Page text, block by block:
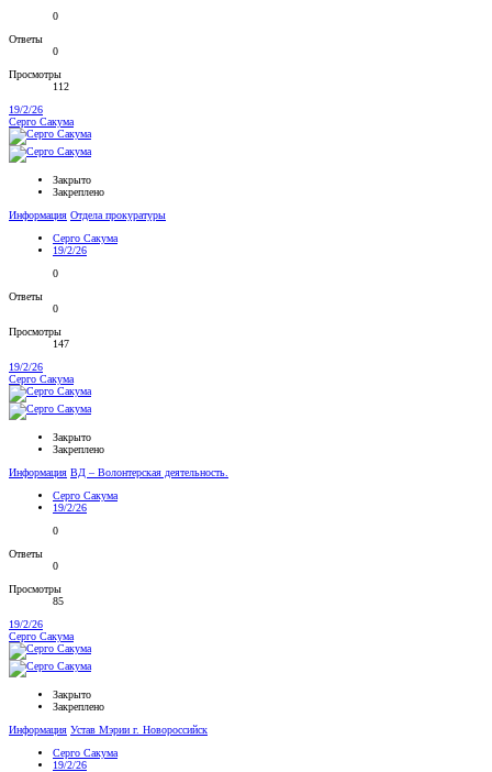
0
Ответы
0
Просмотры
112
19/2/26
Серго Сакума
Закрыто
Закреплено
Информация Отдела прокуратуры
Серго Сакума
19/2/26
0
Ответы
0
Просмотры
147
19/2/26
Серго Сакума
Закрыто
Закреплено
Информация ВД – Волонтерская деятельность.
Серго Сакума
19/2/26
0
Ответы
0
Просмотры
85
19/2/26
Серго Сакума
Закрыто
Закреплено
Информация Устав Мэрии г. Новороссийск
Серго Сакума
19/2/26